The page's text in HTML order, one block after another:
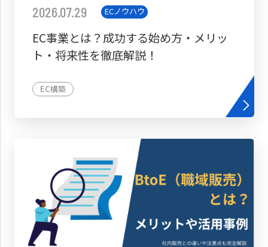
2026.07.29 ECノウハウ
EC事業とは？成功する始め方・メリッ
ト・将来性を徹底解説！
EC構築